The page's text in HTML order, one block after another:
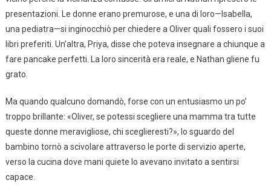
presentazioni. Le donne erano premurose, e una di loro—Isabella,
una pediatra—si inginocchiò per chiedere a Oliver quali fossero i suoi
libri preferiti. Un’altra, Priya, disse che poteva insegnare a chiunque a
fare pancake perfetti. La loro sincerità era reale, e Nathan gliene fu
grato.
Ma quando qualcuno domandò, forse con un entusiasmo un po’
troppo brillante: «Oliver, se potessi scegliere una mamma tra tutte
queste donne meravigliose, chi sceglieresti?», lo sguardo del
bambino tornò a scivolare attraverso le porte di servizio aperte,
verso la cucina dove mani quiete lo avevano invitato a sentirsi
capace.